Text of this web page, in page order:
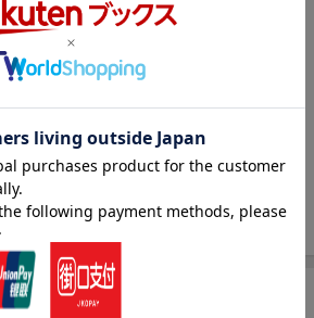
2022年01月11日頃
サスペンス映画コレクション
コスミック出版
カセット、ＣＤ等
9784774773070